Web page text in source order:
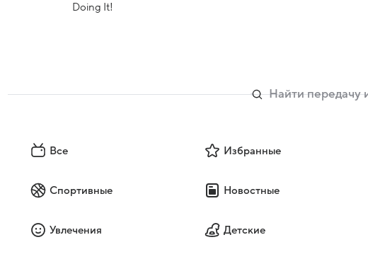
Doing It!
Все Избранные
Спортивные Новостные
Увлечения Детские